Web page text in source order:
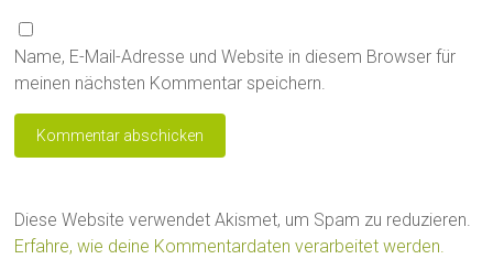
Name, E-Mail-Adresse und Website in diesem Browser für
meinen nächsten Kommentar speichern.
Diese Website verwendet Akismet, um Spam zu reduzieren.
Erfahre, wie deine Kommentardaten verarbeitet werden.